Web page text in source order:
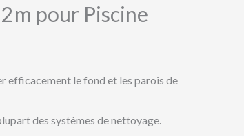
m pour Piscine
efficacement le fond et les parois de
des systèmes de nettoyage.